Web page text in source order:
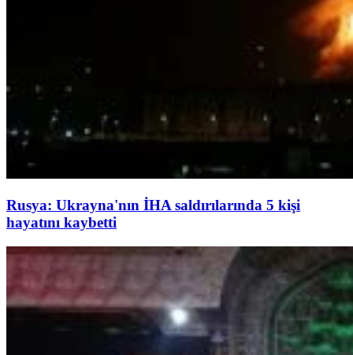
Rusya: Ukrayna'nın İHA saldırılarında 5 kişi
hayatını kaybetti